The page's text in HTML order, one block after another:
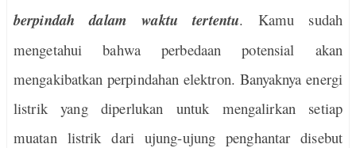
berpindah dalam waktu tertentu. Kamu sudah
mengetahui bahwa perbedaan potensial akan
mengakibatkan perpindahan elektron. Banyaknya energi
listrik yang diperlukan untuk mengalirkan setiap
muatan listrik dari ujung-ujung penghantar disebut